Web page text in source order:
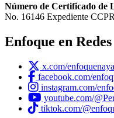
Número de Certificado de
No. 16146 Expediente
Enfoque en Redes
x.com/
facebook.com/
instagram.com/
youtube.com/
tiktok.com/